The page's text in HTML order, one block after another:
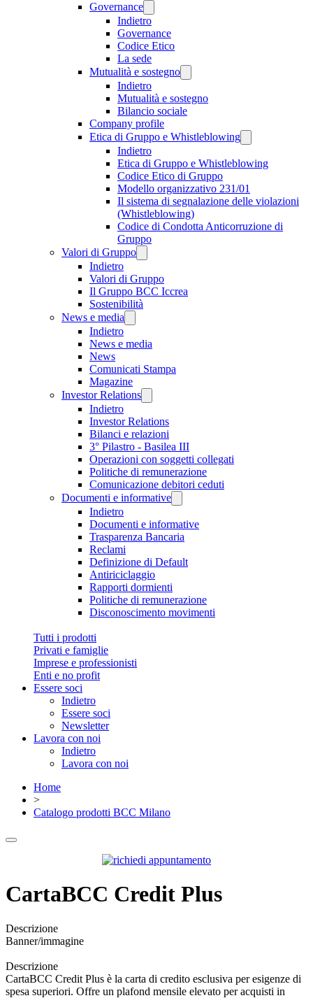
Governance
Indietro
Governance
Codice Etico
La sede
Mutualità e sostegno
Indietro
Mutualità e sostegno
Bilancio sociale
Company profile
Etica di Gruppo e Whistleblowing
Indietro
Etica di Gruppo e Whistleblowing
Codice Etico di Gruppo
Modello organizzativo 231/01
Il sistema di segnalazione delle violazioni
(Whistleblowing)
Codice di Condotta Anticorruzione di
Gruppo
Valori di Gruppo
Indietro
Valori di Gruppo
Il Gruppo BCC Iccrea
Sostenibilità
News e media
Indietro
News e media
News
Comunicati Stampa
Magazine
Investor Relations
Indietro
Investor Relations
Bilanci e relazioni
3° Pilastro - Basilea III
Operazioni con soggetti collegati
Politiche di remunerazione
Comunicazione debitori ceduti
Documenti e informative
Indietro
Documenti e informative
Trasparenza Bancaria
Reclami
Definizione di Default
Antiriciclaggio
Rapporti dormienti
Politiche di remunerazione
Disconoscimento movimenti
Tutti i prodotti
Privati e famiglie
Imprese e professionisti
Enti e no profit
Essere soci
Indietro
Essere soci
Newsletter
Lavora con noi
Indietro
Lavora con noi
Home
>
Catalogo prodotti BCC Milano
CartaBCC Credit Plus
Descrizione
Banner/immagine
Descrizione
CartaBCC Credit Plus è la carta di credito esclusiva per esigenze di
spesa superiori. Offre un plafond mensile elevato per acquisti in